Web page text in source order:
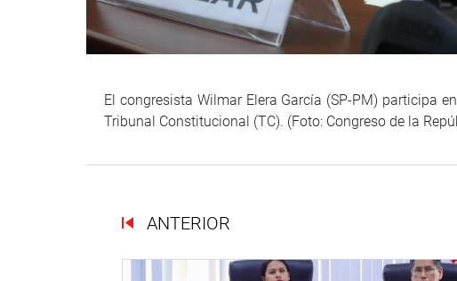
El congresista Wilmar Elera García (SP-PM) participa
Tribunal Constitucional (TC). (Foto: Congreso de la
ANTERIOR